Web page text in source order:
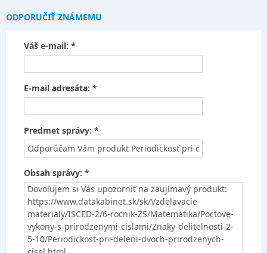
ODPORUČIŤ ZNÁMEMU
Váš e-mail: *
E-mail adresáta: *
Predmet správy: *
Obsah správy: *